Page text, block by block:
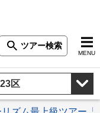
ツアー検索
MENU